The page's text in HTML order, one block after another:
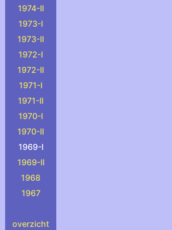
1974-II
1973-I
1973-II
1972-I
1972-II
1971-I
1971-II
1970-I
1970-II
1969-I
1969-II
1968
1967
overzicht